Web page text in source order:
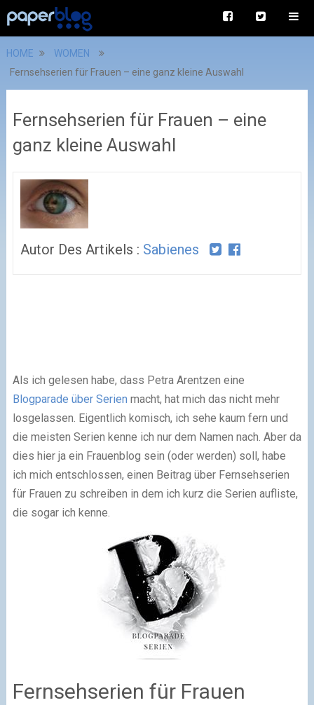
HOME
WOMEN
Fernsehserien für Frauen – eine ganz kleine Auswahl
Fernsehserien für Frauen – eine
ganz kleine Auswahl
Autor Des Artikels : Sabienes
Als ich gelesen habe, dass Petra Arentzen eine
Blogparade über Serien macht, hat mich das nicht mehr
losgelassen. Eigentlich komisch, ich sehe kaum fern und
die meisten Serien kenne ich nur dem Namen nach. Aber da
dies hier ja ein Frauenblog sein (oder werden) soll, habe
ich mich entschlossen, einen Beitrag über Fernsehserien
für Frauen zu schreiben in dem ich kurz die Serien aufliste,
die sogar ich kenne.
Fernsehserien für Frauen